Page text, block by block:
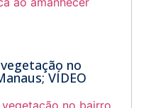
no
VÍDEO